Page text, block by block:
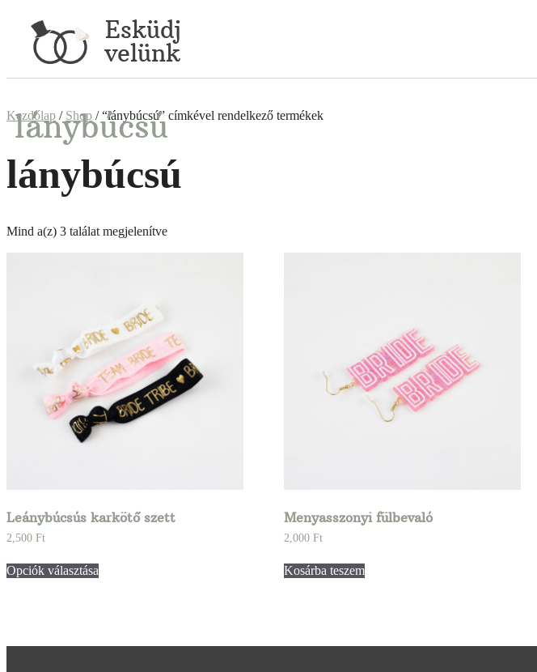
Esküdj
velünk
lánybúcsú
Kezdőlap / Shop / “lánybúcsú” címkével rendelkező termékek
lánybúcsú
Mind a(z) 3 találat megjelenítve
Leánybúcsús karkötő szett
2,500 Ft
Opciók választása
Menyasszonyi fülbevaló
2,000Ft
Kosárba teszem